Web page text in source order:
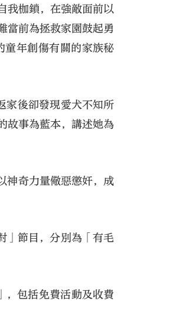
我枷鎖，在強敵面前以
當前為拯救家園鼓起勇
童年創傷有關的家族秘
家後卻發現愛犬不知所
故事為藍本，講述她為
神奇力量儆惡懲奸，成
」節目，分別為「有毛
，包括免費活動及收費